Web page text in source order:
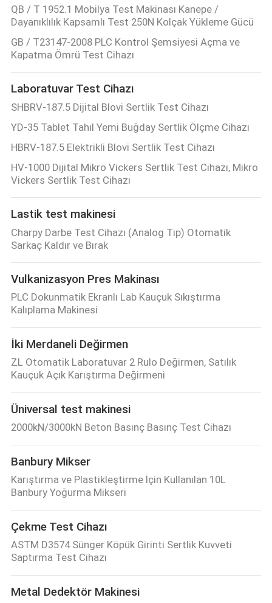
QB / T 1952.1 Mobilya Test Makinası Kanepe /
Dayanıklılık Kapsamlı Test 250N Kolçak Yükleme Gücü
GB / T23147-2008 PLC Kontrol Şemsiyesi Açma ve
Kapatma Ömrü Test Cihazı
Laboratuvar Test Cihazı
SHBRV-187.5 Dijital Blovi Sertlik Test Cihazı
YD-35 Tablet Tahıl Yemi Buğday Sertlik Ölçme Cihazı
HBRV-187.5 Elektrikli Blovi Sertlik Test Cihazı
HV-1000 Dijital Mikro Vickers Sertlik Test Cihazı, Mikro
Vickers Sertlik Test Cihazı
Lastik test makinesi
Charpy Darbe Test Cihazı (Analog Tip) Otomatik
Sarkaç Kaldır ve Bırak
Vulkanizasyon Pres Makinası
PLC Dokunmatik Ekranlı Lab Kauçuk Sıkıştırma
Kalıplama Makinesi
İki Merdaneli Değirmen
ZL Otomatik Laboratuvar 2 Rulo Değirmen, Satılık
Kauçuk Açık Karıştırma Değirmeni
Üniversal test makinesi
2000kN/3000kN Beton Basınç Basınç Test Cihazı
Banbury Mikser
Karıştırma ve Plastikleştirme İçin Kullanılan 10L
Banbury Yoğurma Mikseri
Çekme Test Cihazı
ASTM D3574 Sünger Köpük Girinti Sertlik Kuvveti
Saptırma Test Cihazı
Metal Dedektör Makinesi